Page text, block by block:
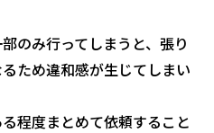
のみ行ってしまうと、張り
ため違和感が生じてしまい
程度まとめて依頼すること